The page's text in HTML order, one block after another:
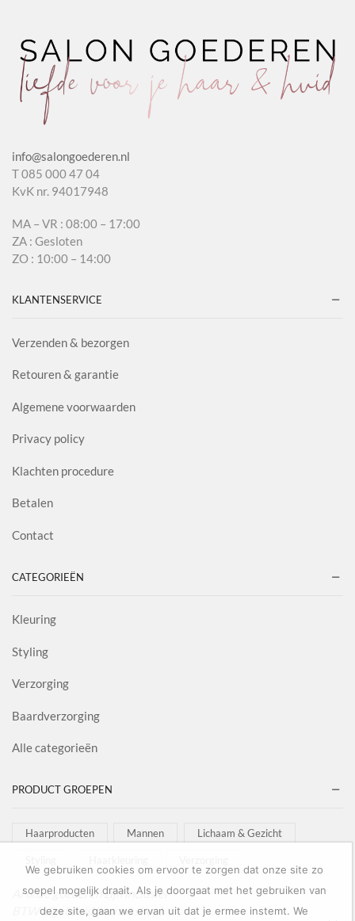
info@salongoederen.nl
T 085 000 47 04
KvK nr. 94017948
MA – VR : 08:00 – 17:00
ZA : Gesloten
ZO : 10:00 – 14:00
KLANTENSERVICE
Verzenden & bezorgen
Retouren & garantie
Algemene voorwaarden
Privacy policy
Klachten procedure
Betalen
Contact
CATEGORIEËN
Kleuring
Styling
Verzorging
Baardverzorging
Alle categorieën
PRODUCT GROEPEN
Haarproducten Mannen Lichaam & Gezicht
Al onze goederen zijn inclusief
BTW afgebeeld in onze shop!
We gebruiken cookies om ervoor te zorgen dat onze site zo
soepel mogelijk draait. Als je doorgaat met het gebruiken van
deze site, gaan we ervan uit dat je ermee instemt. We